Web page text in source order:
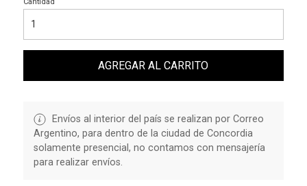
AGREGAR AL CARRITO
Envíos al interior del país se realizan por Correo
Argentino, para dentro de la ciudad de Concordia
solamente presencial, no contamos con mensajería
para realizar envíos.